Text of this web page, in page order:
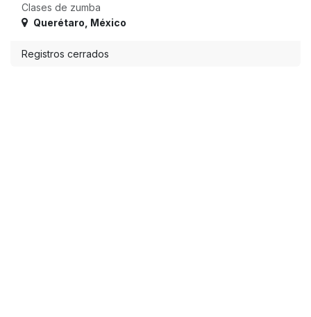
Clases de zumba
Querétaro México
Registros cerrados